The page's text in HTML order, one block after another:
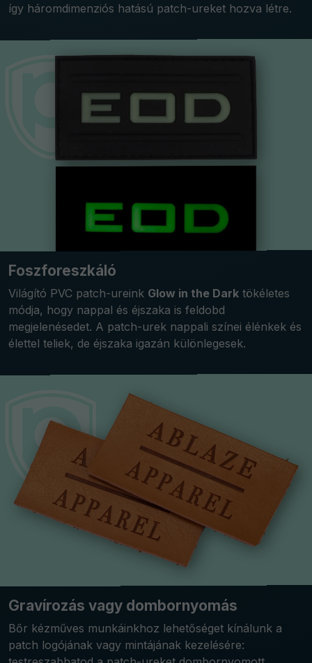
így háromdimenziós hatású patch-ureket hozva létre.
Foszforeszkáló
Világító PVC patch-ureink Glow in the Dark tökéletes
módja, hogy nappal és éjszaka is feldobd
megjelenésedet. A patch-urek nappali színei élénkek és
élettel teliek, de éjszaka igazán különlegesek.
Gravírozás vagy dombornyomás
Bőr kézműves munkáinkhoz lehetőséget kínálunk a
patch logójának vagy mintájának kezelésére: